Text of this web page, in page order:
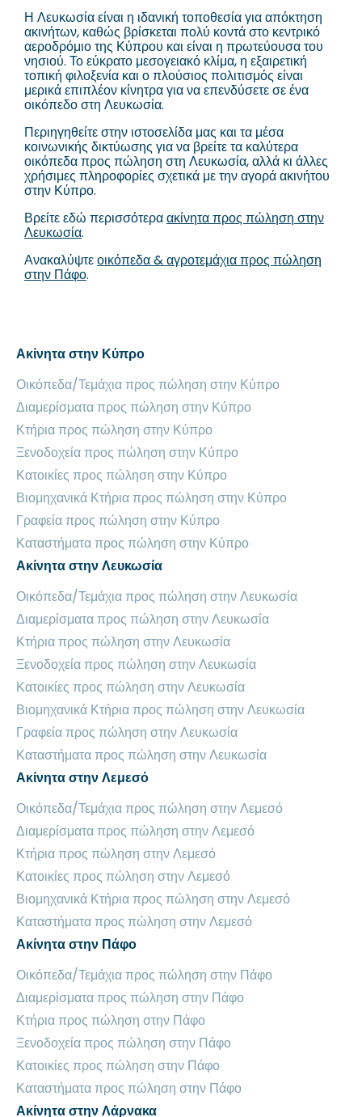
Η Λευκωσία είναι η ιδανική τοποθεσία για απόκτηση
ακινήτων, καθώς βρίσκεται πολύ κοντά στο κεντρικό
αεροδρόμιο της Κύπρου και είναι η πρωτεύουσα του
νησιού. Το εύκρατο μεσογειακό κλίμα, η εξαιρετική
τοπική φιλοξενία και ο πλούσιος πολιτισμός είναι
μερικά επιπλέον κίνητρα για να επενδύσετε σε ένα
οικόπεδο στη Λευκωσία.
Περιηγηθείτε στην ιστοσελίδα μας και τα μέσα
κοινωνικής δικτύωσης για να βρείτε τα καλύτερα
οικόπεδα προς πώληση στη Λευκωσία, αλλά κι άλλες
χρήσιμες πληροφορίες σχετικά με την αγορά ακινήτου
στην Κύπρο.
Βρείτε εδώ περισσότεραακίνητα προς πώληση στην
Λευκωσία.
Ανακαλύψτεοικόπεδα & αγροτεμάχια προς πώληση
στην Πάφο.
Ακίνητα στην Κύπρο
Οικόπεδα/Τεμάχια προς πώληση στην Κύπρο
Διαμερίσματα προς πώληση στην Κύπρο
Κτήρια προς πώληση στην Κύπρο
Ξενοδοχεία προς πώληση στην Κύπρο
Κατοικίες προς πώληση στην Κύπρο
Βιομηχανικά Κτήρια προς πώληση στην Κύπρο
Γραφεία προς πώληση στην Κύπρο
Καταστήματα προς πώληση στην Κύπρο
Ακίνητα στην Λευκωσία
Οικόπεδα/Τεμάχια προς πώληση στην Λευκωσία
Διαμερίσματα προς πώληση στην Λευκωσία
Κτήρια προς πώληση στην Λευκωσία
Ξενοδοχεία προς πώληση στην Λευκωσία
Κατοικίες προς πώληση στην Λευκωσία
Βιομηχανικά Κτήρια προς πώληση στην Λευκωσία
Γραφεία προς πώληση στην Λευκωσία
Καταστήματα προς πώληση στην Λευκωσία
Ακίνητα στην Λεμεσό
Οικόπεδα/Τεμάχια προς πώληση στην Λεμεσό
Διαμερίσματα προς πώληση στην Λεμεσό
Κτήρια προς πώληση στην Λεμεσό
Κατοικίες προς πώληση στην Λεμεσό
Βιομηχανικά Κτήρια προς πώληση στην Λεμεσό
Καταστήματα προς πώληση στην Λεμεσό
Ακίνητα στην Πάφο
Οικόπεδα/Τεμάχια προς πώληση στην Πάφο
Διαμερίσματα προς πώληση στην Πάφο
Κτήρια προς πώληση στην Πάφο
Ξενοδοχεία προς πώληση στην Πάφο
Κατοικίες προς πώληση στην Πάφο
Καταστήματα προς πώληση στην Πάφο
Ακίνητα στην Λάρνακα